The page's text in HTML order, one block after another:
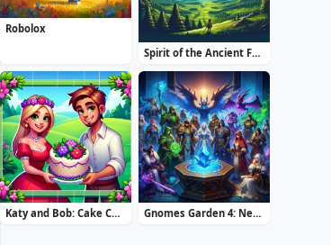
Robolox
Spirit of the Ancient Forest
Katy and Bob: Cake Cafe Gnomes Garden 4: New Home